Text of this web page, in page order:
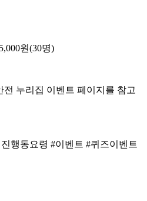
원(30명)
누리집 이벤트 페이지를 참고
행동요령 #이벤트 #퀴즈이벤트